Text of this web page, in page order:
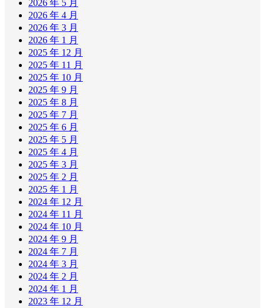
2026 年 5 月
2026 年 4 月
2026 年 3 月
2026 年 1 月
2025 年 12 月
2025 年 11 月
2025 年 10 月
2025 年 9 月
2025 年 8 月
2025 年 7 月
2025 年 6 月
2025 年 5 月
2025 年 4 月
2025 年 3 月
2025 年 2 月
2025 年 1 月
2024 年 12 月
2024 年 11 月
2024 年 10 月
2024 年 9 月
2024 年 7 月
2024 年 3 月
2024 年 2 月
2024 年 1 月
2023 年 12 月